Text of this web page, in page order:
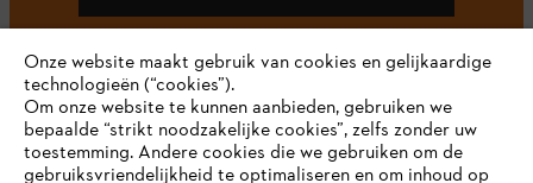
#STIHL
Onze website maakt gebruik van cookies en gelijkaardige
technologieën (“cookies”).
Om onze website te kunnen aanbieden, gebruiken we
bepaalde “strikt noodzakelijke cookies”, zelfs zonder uw
toestemming. Andere cookies die we gebruiken om de
gebruiksvriendelijkheid te optimaliseren en om inhoud op